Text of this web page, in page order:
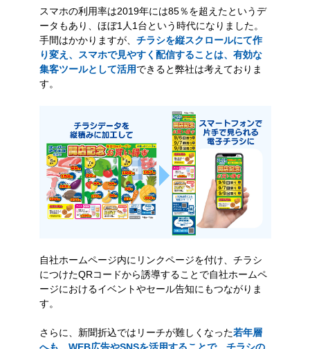
スマホの利用率は2019年には85％を超えたというデ
ータもあり、ほぼ1人1台という時代になりました。
手間はかかりますが、 チラシを縦スクロールにて作
り変え、スマホで見やすく配信することは、有効な
集客ツールとして活用できると弊社は考えておりま
す。
自社ホームページ内にリンクページを付け、チラシ
につけたQRコードから誘導することで自社ホームペ
ージにおけるイベントやセール告知にもつながりま
す。
さらに、新聞折込ではリーチが難しくなった若年層